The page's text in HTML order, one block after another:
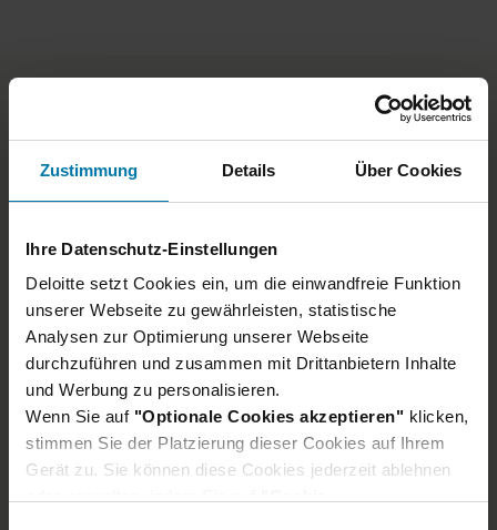
Zustimmung Details Über Cookies
Ihre Datenschutz-Einstellungen
Deloitte setzt Cookies ein, um die einwandfreie Funktion
unserer Webseite zu gewährleisten, statistische
Analysen zur Optimierung unserer Webseite
durchzuführen und zusammen mit Drittanbietern Inhalte
und Werbung zu personalisieren.
Wenn Sie auf "Optionale Cookies akzeptieren" klicken,
stimmen Sie der Platzierung dieser Cookies auf Ihrem
Gerät zu. Sie können diese Cookies jederzeit ablehnen